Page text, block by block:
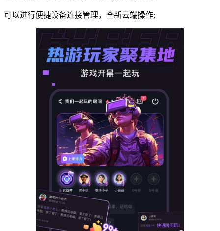
可以进行便捷设备连接管理，全新云端操作;